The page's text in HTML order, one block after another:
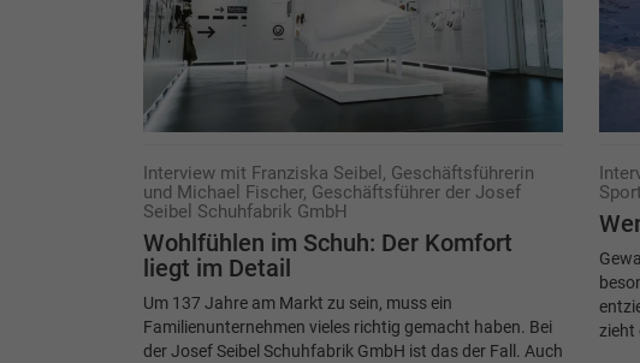
Interview mit Franziska Seibel, Geschäftsführerin
und Michael Fischer, Geschäftsführer der Josef
Seibel Schuhfabrik GmbH
Wohlfühlen im Schuh: Der Komfort
liegt im Detail
Um 137 Jahre am Markt zu sein, muss ein
Familienunternehmen vieles richtig gemacht haben. Bei
der Josef Seibel Schuhfabrik GmbH ist das der Fall. Auch
zieht